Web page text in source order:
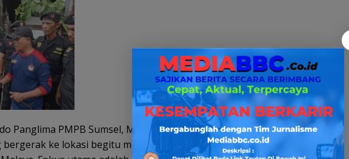
Panglima PMPB Sumsel, Mang Zai, Satuan Tugas (Satgas) PMPB
ke lokasi begitu menerima arahan dari Ketua Umum PMPB